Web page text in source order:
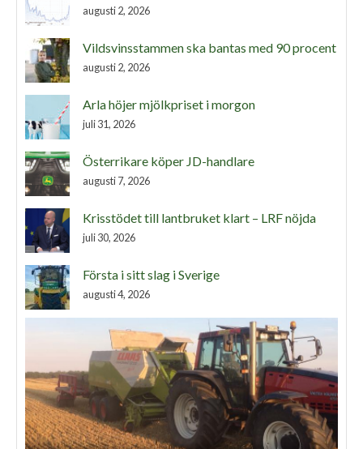
augusti 2, 2026
Vildsvinsstammen ska bantas med 90 procent
augusti 2, 2026
Arla höjer mjölkpriset i morgon
juli 31, 2026
Österrikare köper JD-handlare
augusti 7, 2026
Krisstödet till lantbruket klart – LRF nöjda
juli 30, 2026
Första i sitt slag i Sverige
augusti 4, 2026